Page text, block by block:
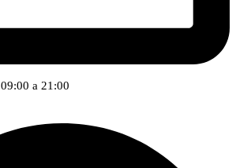
a 21:00